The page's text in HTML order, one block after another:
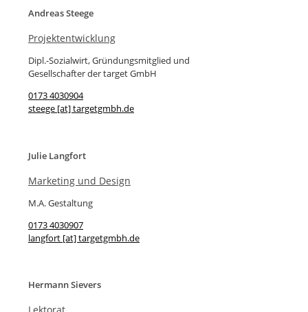
Andreas Steege
Projektentwicklung
Dipl.-Sozialwirt, Gründungsmitglied und
Gesellschafter der target GmbH
0173 4030904
steege [at] targetgmbh.de
Julie Langfort
Marketing und Design
M.A. Gestaltung
0173 4030907
langfort [at] targetgmbh.de
Hermann Sievers